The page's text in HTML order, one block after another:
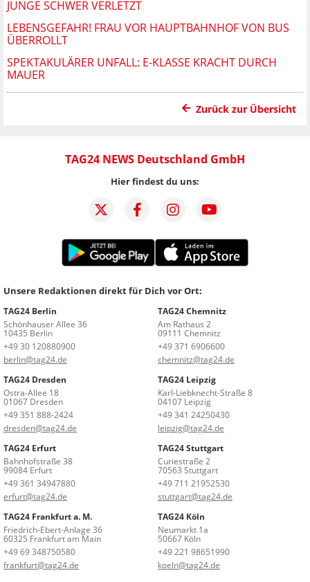
JUNGE SCHWER VERLETZT
LEBENSGEFAHR! FRAU VOR HAUPTBAHNHOF VON BUS
ÜBERROLLT
SPEKTAKULÄRER UNFALL: E-KLASSE KRACHT DURCH
MAUER
Zurück zur Übersicht
TAG24 NEWS Deutschland GmbH
Hier findest du uns:
Unsere Redaktionen direkt für Dich vor Ort:
TAG24 Berlin
Schönhauser Allee 36
10435 Berlin
+49 30 120880900
berlin@tag24.de
TAG24 Chemnitz
Am Rathaus 2
09111 Chemnitz
+49 371 6906600
chemnitz@tag24.de
TAG24 Dresden
Ostra-Allee 18
01067 Dresden
+49 351 888-2424
dresden@tag24.de
TAG24 Leipzig
Karl-Liebknecht-Straße 8
04107 Leipzig
+49 341 24250430
leipzig@tag24.de
TAG24 Erfurt
Bahnhofstraße 38
99084 Erfurt
+49 361 34947880
erfurt@tag24.de
TAG24 Stuttgart
Curiestraße 2
70563 Stuttgart
+49 711 21952530
stuttgart@tag24.de
TAG24 Frankfurt a. M.
Friedrich-Ebert-Anlage 36
60325 Frankfurt am Main
+49 69 348750580
frankfurt@tag24.de
TAG24 Köln
Neumarkt 1a
50667 Köln
+49 221 98651990
koeln@tag24.de